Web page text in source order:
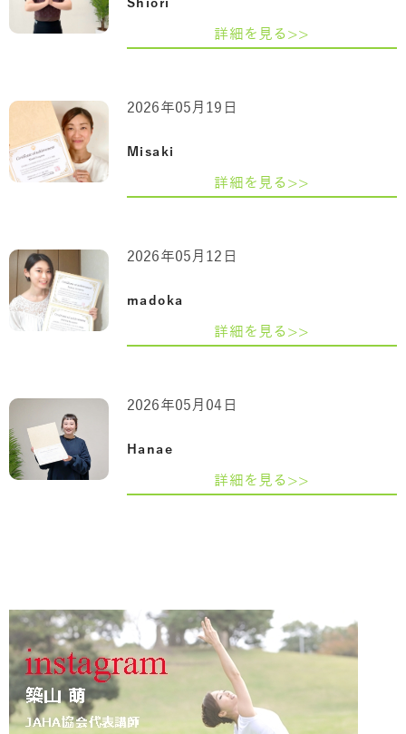
Shiori
詳細を見る>>
Misaki
2026年05月19日
詳細を見る>>
madoka
2026年05月12日
詳細を見る>>
Hanae
2026年05月04日
詳細を見る>>